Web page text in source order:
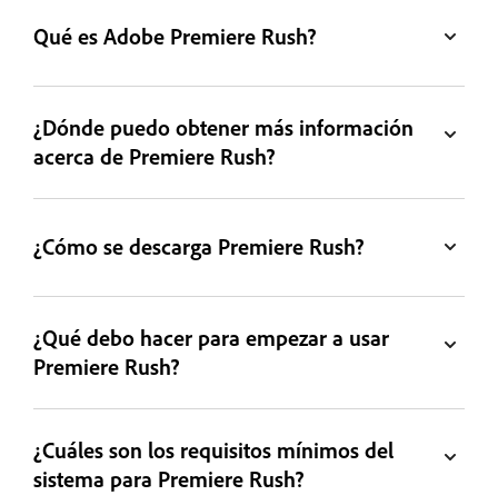
Qué es Adobe Premiere Rush?
¿Dónde puedo obtener más información
acerca de Premiere Rush?
¿Cómo se descarga Premiere Rush?
¿Qué debo hacer para empezar a usar
Premiere Rush?
¿Cuáles son los requisitos mínimos del
sistema para Premiere Rush?